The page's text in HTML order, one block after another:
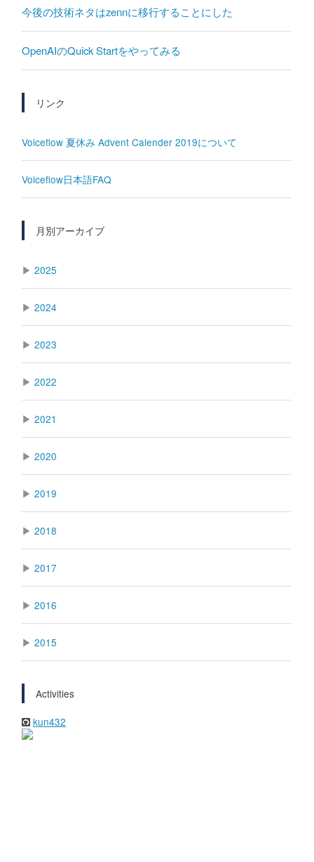
今後の技術ネタはzennに移行することにした
OpenAIのQuick Startをやってみる
リンク
Voiceflow 夏休み Advent Calender 2019について
Voiceflow日本語FAQ
月別アーカイブ
▶ 2025
▶ 2024
▶ 2023
▶ 2022
▶ 2021
▶ 2020
▶ 2019
▶ 2018
▶ 2017
▶ 2016
▶ 2015
Activities
kun432